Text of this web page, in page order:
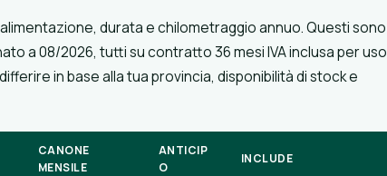
durata e chilometraggio annuo. Questi sono
a 08/2026, tutti su contratto 36 mesi IVA inclusa per uso
in base alla tua provincia, disponibilità di stock e
CANONE
MENSILE
ANTICIP
O
INCLUDE